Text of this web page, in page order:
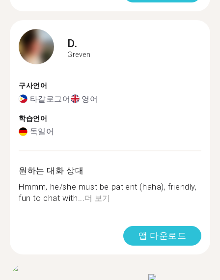
D.
Greven
구사언어
타갈로그어 영어
학습언어
독일어
원하는 대화 상대
Hmmm, he/she must be patient (haha), friendly,
fun to chat with...더 보기
앱 다운로드